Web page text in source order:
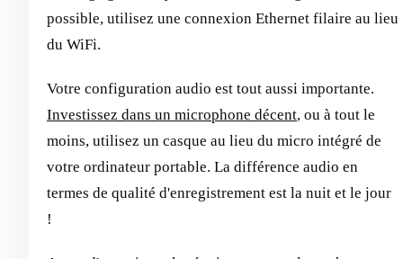
possible, utilisez une connexion Ethernet filaire au lieu
du WiFi.
Votre configuration audio est tout aussi importante.
Investissez dans un microphone décent, ou à tout le
moins, utilisez un casque au lieu du micro intégré de
votre ordinateur portable. La différence audio en
termes de qualité d'enregistrement est la nuit et le jour
!